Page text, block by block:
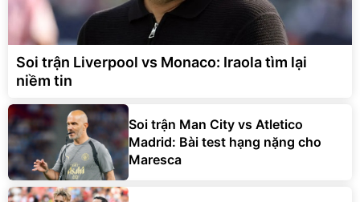
Soi trận Liverpool vs Monaco: Iraola tìm lại
niềm tin
Soi trận Man City vs Atletico
Madrid: Bài test hạng nặng cho
Maresca